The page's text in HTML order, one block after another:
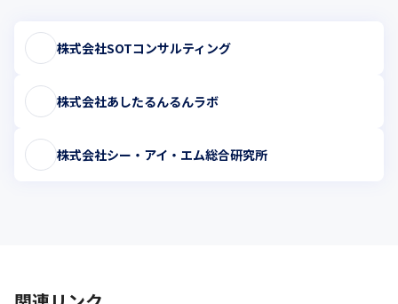
株式会社SOTコンサルティング
株式会社あしたるんるんラボ
株式会社シー・アイ・エム総合研究所